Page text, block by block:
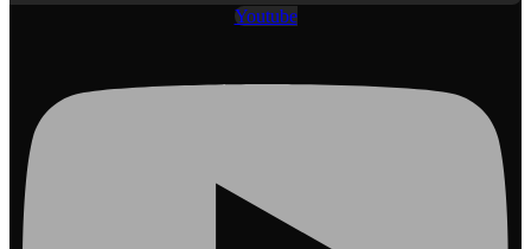
Youtube